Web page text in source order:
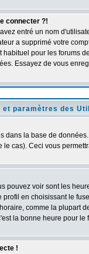
connecter ?!
entré un nom
a supprimé votre
pour les forums
Essayez de vous
et paramètres des
dans la base de
cas). Ceci vous
pouvez voir sont les
en choisissant le
comme la plupart
la bonne heure pour
!